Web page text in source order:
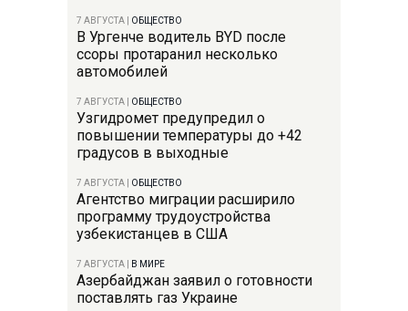
7 АВГУСТА ОБЩЕСТВО
В Ургенче водитель BYD после
ссоры протаранил несколько
автомобилей
7 АВГУСТА ОБЩЕСТВО
Узгидромет предупредил о
повышении температуры до +42
градусов в выходные
7 АВГУСТА ОБЩЕСТВО
Агентство миграции расширило
программу трудоустройства
узбекистанцев в США
7 АВГУСТА В МИРЕ
Азербайджан заявил о готовности
поставлять газ Украине